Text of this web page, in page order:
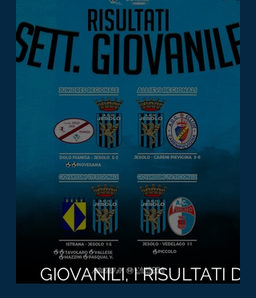
GIOVANILI, I RISULTATI DEL